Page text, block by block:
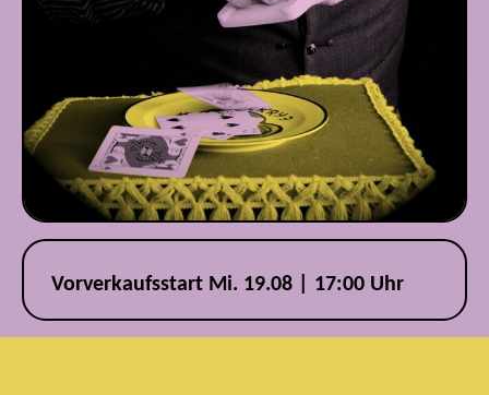
Vorverkaufsstart Mi. 19.08 | 17:00 Uhr